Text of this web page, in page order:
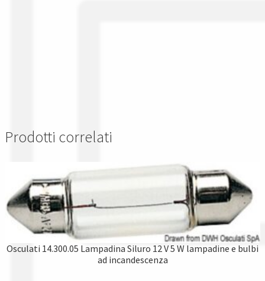
Prodotti correlati
Osculati 14.300.05 Lampadina Siluro 12 V 5 W lampadine e bulbi
ad incandescenza